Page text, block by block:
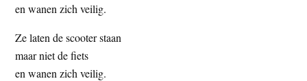
en wanen zich veilig.
Ze laten de scooter staan
maar niet de fiets
en wanen zich veilig.